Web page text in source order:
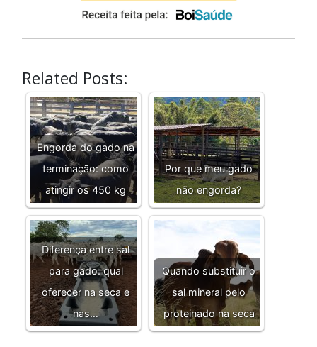
Related Posts:
Engorda do gado na
terminação: como
atingir os 450 kg
Por que meu gado
não engorda?
Diferença entre sal
para gado: qual
oferecer na seca e
nas…
Quando substituir o
sal mineral pelo
proteinado na seca